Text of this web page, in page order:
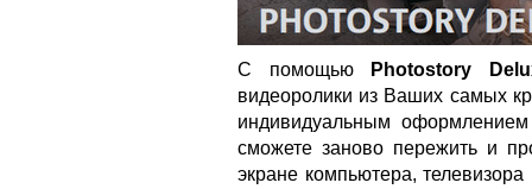
С помощью
Photostory
видеоролики из Ваших самых
индивидуальным
сможете заново пережить и
экране компьютера,